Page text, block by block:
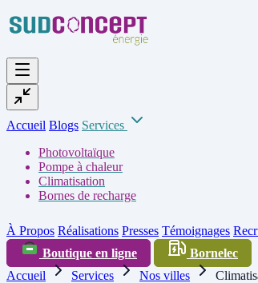
Accueil Blogs Services
Photovoltaïque
Pompe à chaleur
Climatisation
Bornes de recharge
À Propos Réalisations Presses Témoignages
Boutique en ligne
Bornelec
Accueil
Services Nos villes